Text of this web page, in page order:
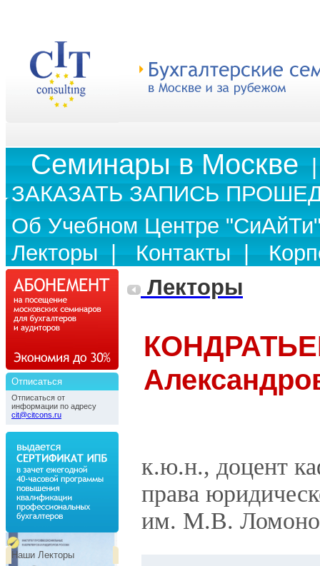
Cеминары в Москве
ЗАКАЗАТЬ ЗАПИСЬ
Об Учебном Центре
Лекторы
Контакты
Отписаться
Отписаться от
информации по адресу
cit@citcons.ru
Наши Лекторы
Лекторы
к.ю.н., доцент
права
им. М.В.